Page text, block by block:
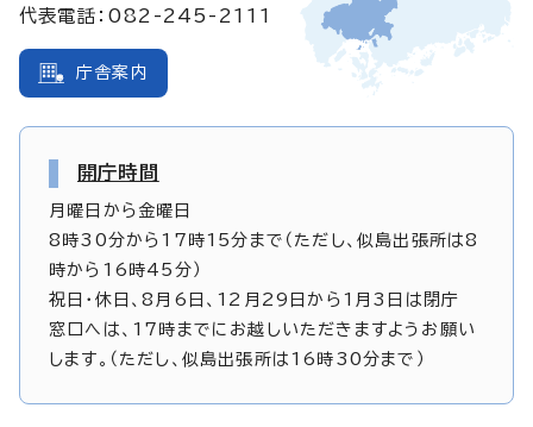
代表電話：082-245-2111
庁舎案内
開庁時間
月曜日から金曜日
8時30分から17時15分まで（ただし、似島出張所は8
時から16時45分）
祝日・休日、8月6日、12月29日から1月3日は閉庁
窓口へは、17時までにお越しいただきますようお願い
します。（ただし、似島出張所は16時30分まで）